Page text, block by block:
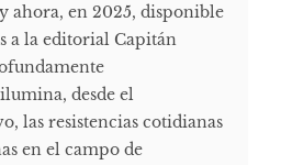
ahora, en 2025, disponible
a la editorial Capitán
desde el
las resistencias cotidianas
en el campo de